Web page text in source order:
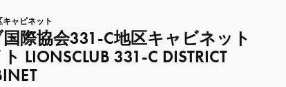
ャビネット
際協会331-C地区キャビネット
LIONSCLUB 331-C DISTRICT